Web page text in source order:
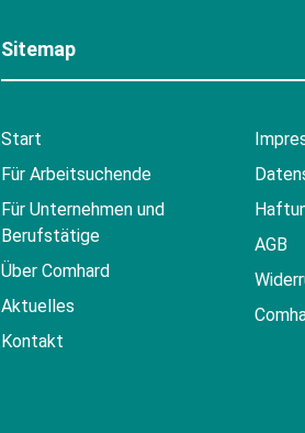
Sitemap
Start
Für Arbeitsuchende
Für Unternehmen und
Berufstätige
Über Comhard
Aktuelles
Kontakt
AGB